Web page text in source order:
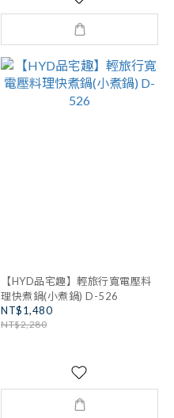
【HYD品宅趣】輕旅行寬電壓料
理快煮鍋(小煮鍋) D-526
NT$1,480
NT$2,280